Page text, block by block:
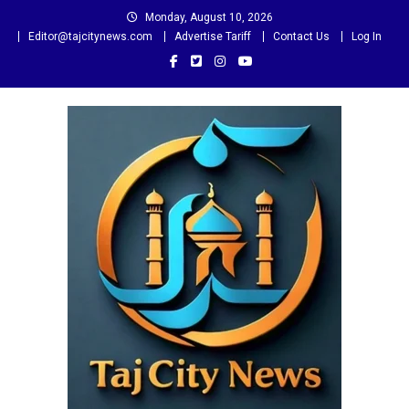
Monday, August 10, 2026
Editor@tajcitynews.com
Advertise Tariff Contact Us Log In